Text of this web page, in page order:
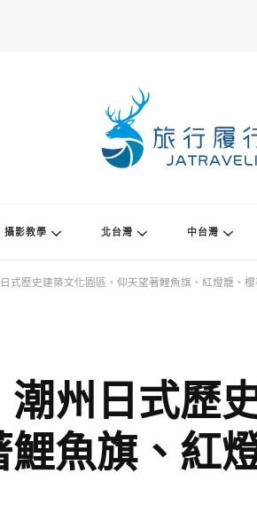
攝影教學 北台灣 中台灣
式歷史建築文化園區，仰天望著鯉魚旗、紅燈籠、
州日式歷
魚旗、紅